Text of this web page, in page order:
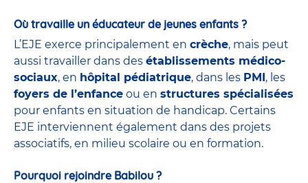
Où travaille un éducateur de jeunes enfants ?
L’EJE exerce principalement en crèche, mais peut
aussi travailler dans des établissements médico-
sociaux, en hôpital pédiatrique, dans les PMI, les
foyers de l’enfance ou en structures spécialisées
pour enfants en situation de handicap. Certains
EJE interviennent également dans des projets
associatifs, en milieu scolaire ou en formation.
Pourquoi rejoindre Babilou ?